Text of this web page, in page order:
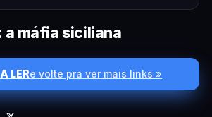
a máfia siciliana
LERe volte pra ver mais links »